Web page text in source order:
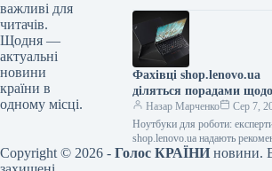
важливі для
читачів.
Щодня —
актуальні
новини
країни в
одному місці.
інфраструктуру не повинні
до загальнодержавного
Фахівці shop.lenovo.ua
діляться порадами щодо
вибору потужного
Назар Марченко
Сер 7,
Ноутбуки для роботи:
shop.lenovo.ua надають
щодо вибору потужної моделі
Copyright © 2026 - Голос КРАЇНИ новини.